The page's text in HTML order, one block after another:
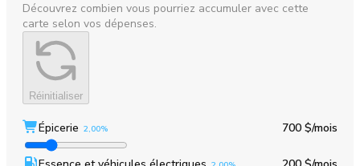
Découvrez combien vous pourriez accumuler avec cette
carte selon vos dépenses.
Réinitialiser
Épicerie 2,00% 700 $/mois